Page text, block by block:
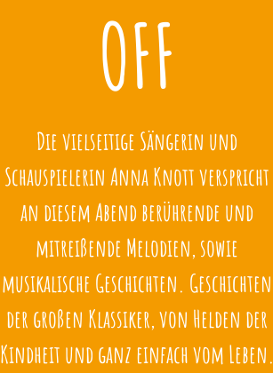
OFF
Die vielseitige Sängerin und
Schauspielerin Anna Knott verspricht
an diesem Abend berührende und
mitreißende Melodien, sowie
musikalische Geschichten. Geschichten
der großen Klassiker, von Helden der
Kindheit und ganz einfach vom Leben.